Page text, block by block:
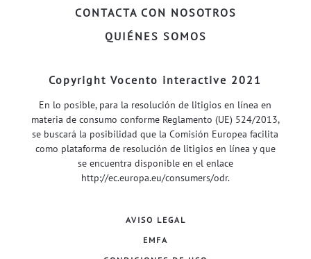
CONTACTA CON NOSOTROS
QUIÉNES SOMOS
Copyright Vocento interactive 2021
En lo posible, para la resolución de litigios en línea en
materia de consumo conforme Reglamento (UE) 524/2013,
se buscará la posibilidad que la Comisión Europea facilita
como plataforma de resolución de litigios en línea y que
se encuentra disponible en el enlace
http://ec.europa.eu/consumers/odr.
AVISO LEGAL
EMFA